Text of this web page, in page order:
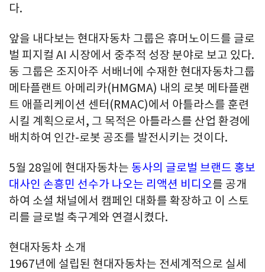
다.
앞을 내다보는 현대자동차 그룹은 휴머노이드를 글로
벌 피지컬 AI 시장에서 중추적 성장 분야로 보고 있다.
동 그룹은 조지아주 서배너에 수재한 현대자동차그룹
메타플랜트 아메리카(HMGMA) 내의 로봇 메타플랜
트 애플리케이션 센터(RMAC)에서 아틀라스를 훈련
시킬 계획으로서, 그 목적은 아틀라스를 산업 환경에
배치하여 인간-로봇 공조를 발전시키는 것이다.
5월 28일에 현대자동차는 동사의 글로벌 브랜드 홍보
대사인 손흥민 선수가 나오는 리액션 비디오를 공개
하여 소셜 채널에서 캠페인 대화를 확장하고 이 스토
리를 글로벌 축구계와 연결시켰다.
현대자동차 소개
1967년에 설립된 현대자동차는 전세계적으로 실세